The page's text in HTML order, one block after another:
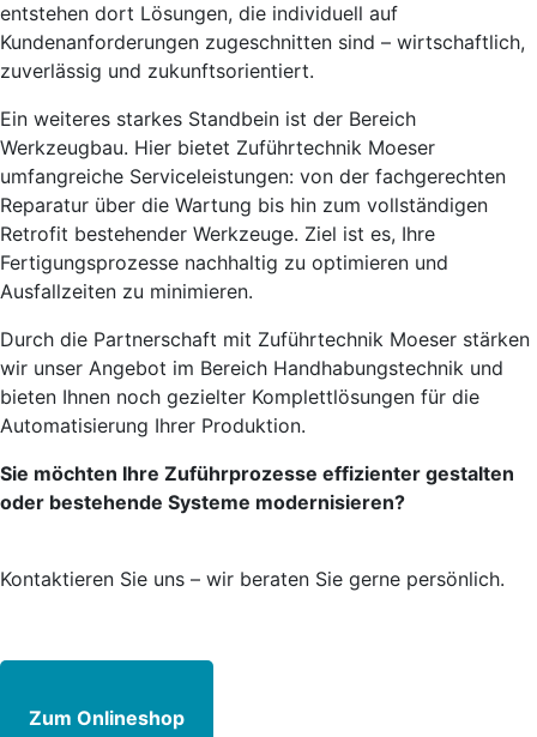
entstehen dort Lösungen, die individuell auf
Kundenanforderungen zugeschnitten sind – wirtschaftlich,
zuverlässig und zukunftsorientiert.
Ein weiteres starkes Standbein ist der Bereich
Werkzeugbau. Hier bietet Zuführtechnik Moeser
umfangreiche Serviceleistungen: von der fachgerechten
Reparatur über die Wartung bis hin zum vollständigen
Retrofit bestehender Werkzeuge. Ziel ist es, Ihre
Fertigungsprozesse nachhaltig zu optimieren und
Ausfallzeiten zu minimieren.
Durch die Partnerschaft mit Zuführtechnik Moeser stärken
wir unser Angebot im Bereich Handhabungstechnik und
bieten Ihnen noch gezielter Komplettlösungen für die
Automatisierung Ihrer Produktion.
Sie möchten Ihre Zuführprozesse effizienter gestalten
oder bestehende Systeme modernisieren?
Kontaktieren Sie uns – wir beraten Sie gerne persönlich.
Zum Onlineshop